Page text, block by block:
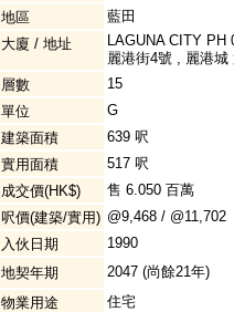
地區
藍田
大廈 / 地址
LAGUNA CITY PH
麗港街4號 , 麗港城
層數
15
單位
G
建築面積
639 呎
實用面積
517 呎
成交價(HK$)
售 6.050 百萬
呎價(建築/實用) @9,468 / @11,702
入伙日期
1990
地契年期
2047 (尚餘21年)
物業用途
住宅